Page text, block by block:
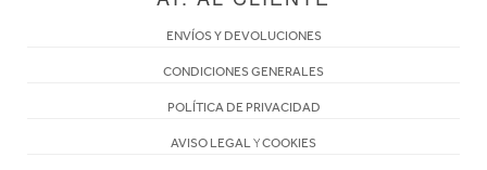
ENVÍOS Y DEVOLUCIONES
CONDICIONES GENERALES
POLÍTICA DE PRIVACIDAD
AVISO LEGALYCOOKIES